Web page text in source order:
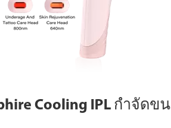
Cooling IPL กำจัดขน